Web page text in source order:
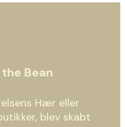
Bean
Hær eller
blev skabt